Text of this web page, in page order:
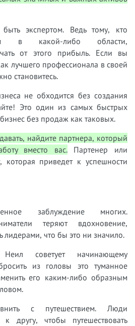
экспертом. Ведь тому, кто
в какой-либо области,
от этого прибыль. Если вы
лучшего профессионала в своей
становитесь.
не обходится без создания
Это один из самых быстрых
без продаж как таковых.
найдите партнера, который
вместо вас.Партенер или
которая приведет к успешности
заблуждение многих.
теряют вдохновение,
лидерами, что бы это ни значило.
советует начинающему
из головы это туманное
его каким-либо образным
с путешествием. Люди
к другу, чтобы путешествовать